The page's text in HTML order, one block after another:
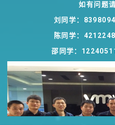
如有问题
刘同学：
陈同学：
邵同学：